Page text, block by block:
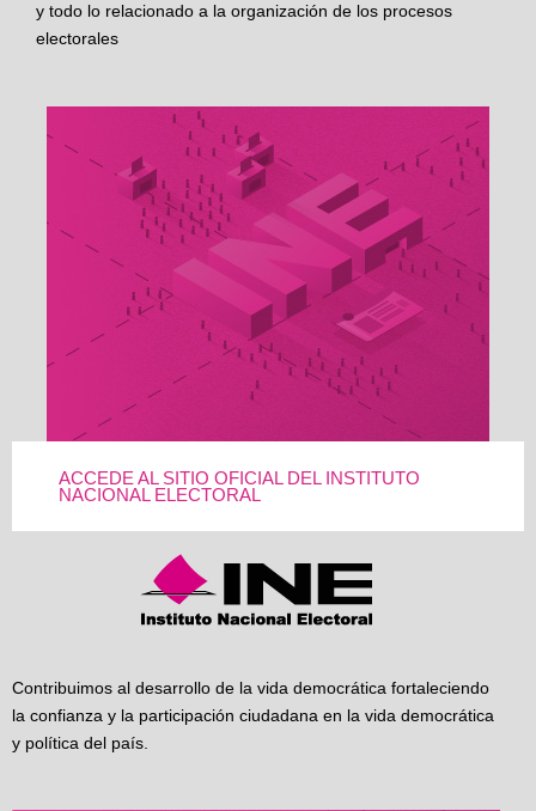
y todo lo relacionado a la organización de los procesos
electorales
ACCEDE AL SITIO OFICIAL DEL INSTITUTO
NACIONAL ELECTORAL
Contribuimos al desarrollo de la vida democrática fortaleciendo
la confianza y la participación ciudadana en la vida democrática
y política del país.